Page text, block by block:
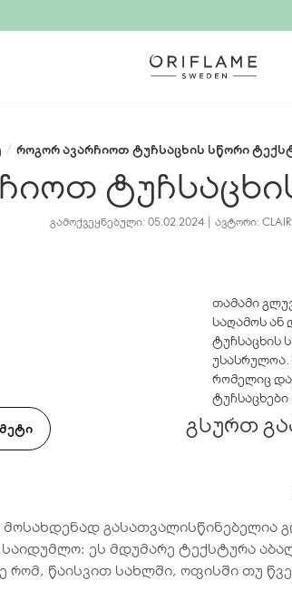
/ როგორ ავარჩიოთ ტუჩსაცხის სწორი
ᲒᲐᲛᲝᲥᲕᲔᲧᲜᲔᲑᲣᲚᲘ: 05.02.2024 | ᲐᲕᲢᲝᲠᲘ:
თამამი
საღამოს ან
ტუჩსაცხის
უსასრულოა.
რომელიც
გსურთ
გასათვალისწინებელია
საიდუმლო: ეს მდუმარე ტექსტურა
რომ, წაისვით სახლში, ოფისში თუ